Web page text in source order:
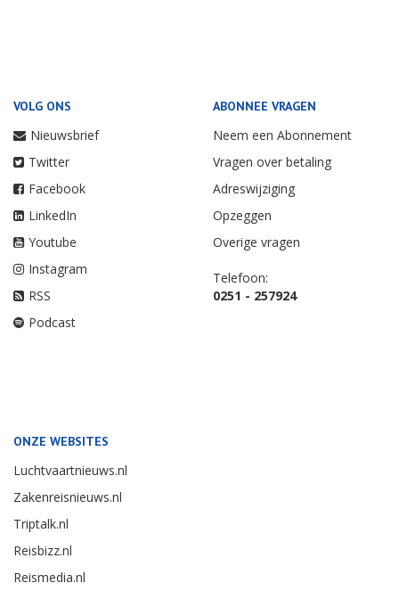
VOLG ONS
Nieuwsbrief
Twitter
Facebook
LinkedIn
Youtube
Instagram
RSS
Podcast
ABONNEE VRAGEN
Neem een Abonnement
Vragen over betaling
Adreswijziging
Opzeggen
Overige vragen
Telefoon:
0251 - 257924
ONZE WEBSITES
Luchtvaartnieuws.nl
Zakenreisnieuws.nl
Triptalk.nl
Reisbizz.nl
Reismedia.nl